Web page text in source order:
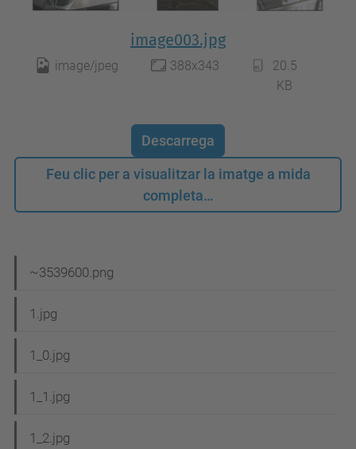
image003.jpg
image/jpeg 388x343
20.5
KB
Descarrega
Feu clic per a visualitzar la imatge a mida
completa…
a
v
g
a
~3539600.png
1.jpg
1_0.jpg
1_1.jpg
1_2.jpg